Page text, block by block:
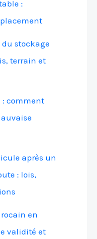
:
stockage
terrain et
: comment
après un
: lois,
en
validité et